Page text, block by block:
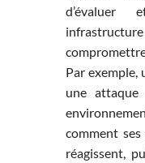
Par exemple,
une
comment
réagissent,